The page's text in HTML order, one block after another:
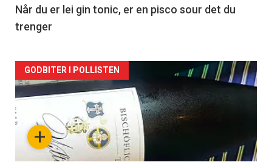
2
Når du er lei gin tonic, er en pisco sour det du
trenger
Forsiden
akkurat
nå+
GODBITER I POLLISTEN